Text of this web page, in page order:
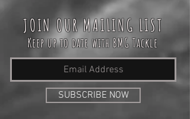
JOIN OUR MAILING LIST
Keep up to date with BMG Tackle
SUBSCRIBE NOW